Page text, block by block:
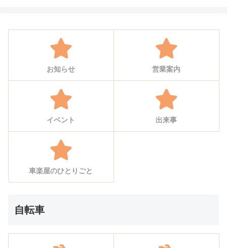
お知らせ 営業案内
イベント 出来事
車楽屋のひとりごと
自転車